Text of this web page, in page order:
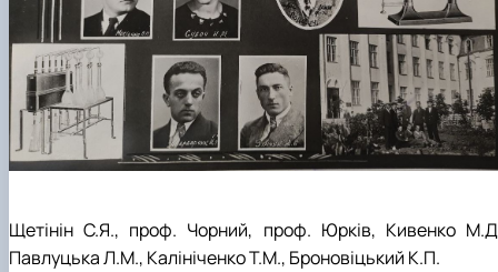
Щетінін С.Я., проф. Чорний, проф. Юрків, Кивенко
Павлуцька Л.М., Калініченко Т.М., Броновіцький К.П.